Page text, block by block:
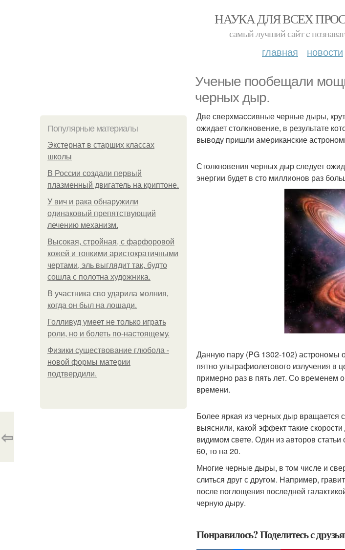
НАУКА ДЛЯ ВСЕХ
самый лучший сайт c
главная новости
Ученые пообещали
черных дыр.
Популярные материалы
Экстернат в старших классах
школы
В России создали первый
плазменный двигатель на криптоне.
У вич и рака обнаружили
одинаковый препятствующий
лечению механизм.
Высокая, стройная, с фарфоровой
кожей и тонкими аристократичными
чертами, эль выглядит так, будто
сошла с полотна художника.
В участника сво ударила молния,
когда он был на лошади.
Голливуд умеет не только играть
роли, но и болеть по-настоящему.
Физики существование глюбола -
новой формы материи
подтвердили.
Две сверхмассивные черные дыры,
ожидает столкновение, в результате
выводу пришли американские
Столкновения черных дыр следует
энергии будет в сто миллионов раз
Данную пару (PG 1302-102) астрономы
пятно ультрафиолетового излучения в
примерно раз в пять лет. Со временем
времени.
Более яркая из черных дыр вращается
выяснили, какой эффект такие
видимом свете. Один из авторов статьи
60, то на 20.
Многие черные дыры, в том числе и
слиться друг с другом. Например,
после поглощения последней
черную дыру.
Понравилось? Поделитесь с
⇦